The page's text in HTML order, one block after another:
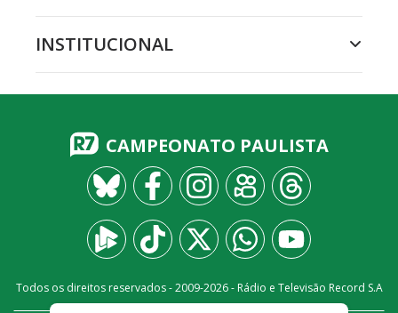
INSTITUCIONAL
CAMPEONATO PAULISTA
Todos os direitos reservados - 2009-2026- Rádio e Televisão Record S.A